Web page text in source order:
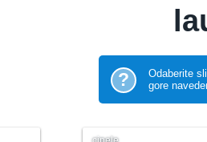
?
Odaberite
gore